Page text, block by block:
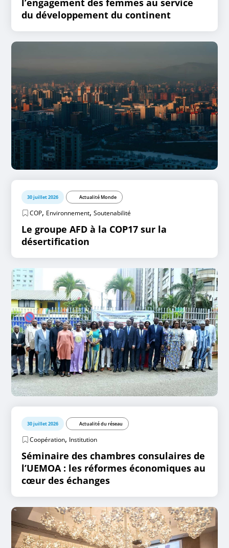
du développement du continent
30 juillet 2026 Actualité Monde
COP, Environnement,Soutenabilité
Le groupe AFD à la COP17 sur la
désertification
30 juillet 2026 Actualité du réseau
Coopération, Institution
Séminaire des chambres consulaires de
l’UEMOA : les réformes économiques au
cœur des échanges